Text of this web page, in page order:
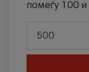
помеѓу 100